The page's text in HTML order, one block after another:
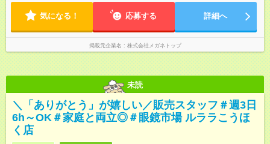
ワーク不可
気になる！ 応募する 詳細へ
掲載元企業名 株式会社メガネトップ
未読
＼「ありがとう」が嬉しい／販売スタッフ＃週3日
6h～OK＃家庭と両立◎＃眼鏡市場 ルララこうほ
く店